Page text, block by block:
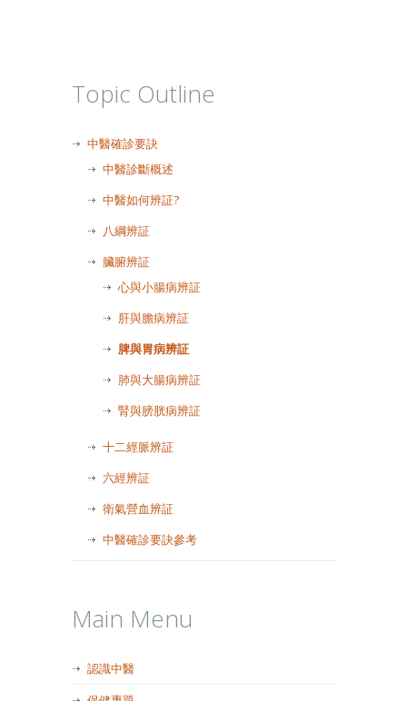
Topic Outline
中醫確診要訣
中醫診斷概述
中醫如何辨証?
八綱辨証
臟腑辨証
心與小腸病辨証
肝與膽病辨証
脾與胃病辨証
肺與大腸病辨証
腎與膀胱病辨証
十二經脈辨証
六經辨証
衛氣營血辨証
中醫確診要訣參考
Main Menu
認識中醫